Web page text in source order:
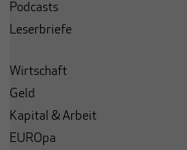
Podcasts
Leserbriefe
Wirtschaft
Geld
Kapital & Arbeit
EUROpa